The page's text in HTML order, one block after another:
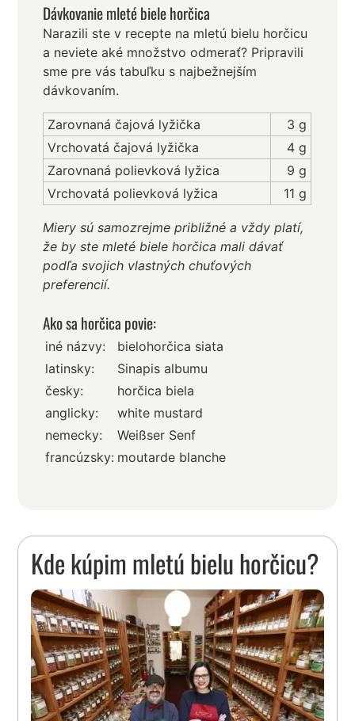
Dávkovanie mleté biele horčica
Narazili ste v recepte na mletú bielu horčicu
a neviete aké množstvo odmerať? Pripravili
sme pre vás tabuľku s najbežnejším
dávkovaním.
Zarovnaná čajová lyžička
3 g
Vrchovatá čajová lyžička
4 g
Zarovnaná polievková lyžica
9 g
Vrchovatá polievková lyžica
11 g
Miery sú samozrejme približné a vždy platí,
že by ste mleté biele horčica mali dávať
podľa svojich vlastných chuťových
preferencií.
Ako sa horčica povie:
iné názvy:
bielohorčica siata
latinsky:
Sinapis albumu
česky:
horčica biela
anglicky:
white mustard
nemecky:
Weißser Senf
francúzsky: moutarde blanche
Kde kúpim mletú bielu horčicu?